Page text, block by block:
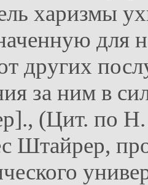
харизмы
для
других
за ним в
(Цит. по
Штайрер,